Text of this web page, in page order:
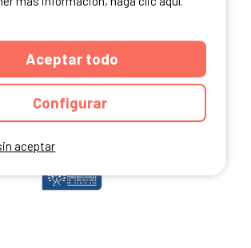
aceptar
Aceptar todo
Configurar